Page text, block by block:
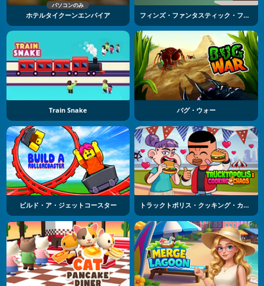
パソコンのみ
ホテルタイクーンエンパイア フィンズ・ファンタスティック・フード・マシーン
Train Snake バグ・ウォー
ビルド・ア・ジェットコースター トラックトポリス・クッキング・カオス